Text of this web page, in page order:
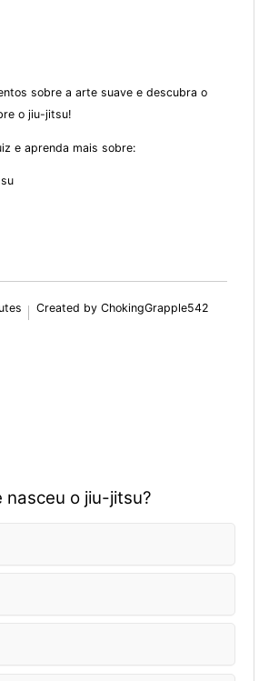
sobre a arte suave e descubra o
o jiu-jitsu!
e aprenda mais sobre:
Created by ChokingGrapple542
nasceu o jiu-jitsu?